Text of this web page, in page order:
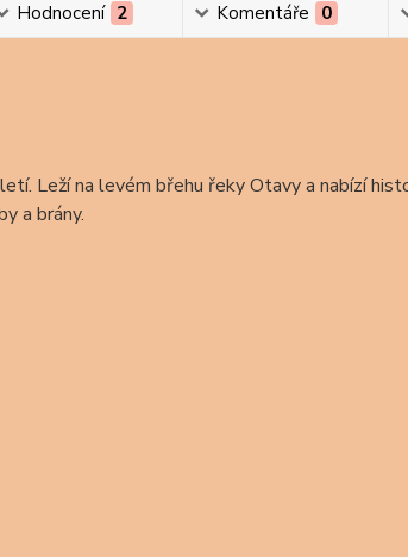
Hodnocení 2 Komentáře 0
Leží na levém břehu řeky Otavy a nabízí
a brány.